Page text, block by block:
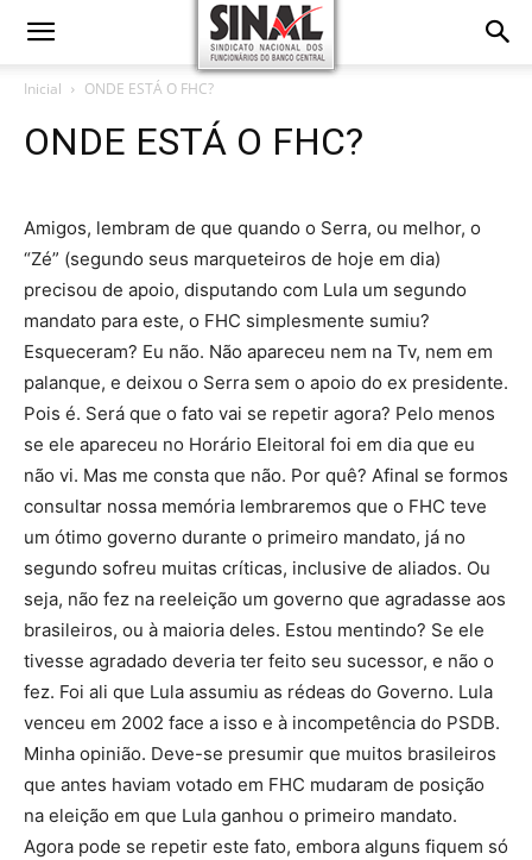
Inicial ONDE ESTÁ O FHC?
ONDE ESTÁ O FHC?
Amigos, lembram de que quando o Serra, ou melhor, o
“Zé” (segundo seus marqueteiros de hoje em dia)
precisou de apoio, disputando com Lula um segundo
mandato para este, o FHC simplesmente sumiu?
Esqueceram? Eu não. Não apareceu nem na Tv, nem em
palanque, e deixou o Serra sem o apoio do ex presidente.
Pois é. Será que o fato vai se repetir agora? Pelo menos
se ele apareceu no Horário Eleitoral foi em dia que eu
não vi. Mas me consta que não. Por quê? Afinal se formos
consultar nossa memória lembraremos que o FHC teve
um ótimo governo durante o primeiro mandato, já no
segundo sofreu muitas críticas, inclusive de aliados. Ou
seja, não fez na reeleição um governo que agradasse aos
brasileiros, ou à maioria deles. Estou mentindo? Se ele
tivesse agradado deveria ter feito seu sucessor, e não o
fez. Foi ali que Lula assumiu as rédeas do Governo. Lula
venceu em 2002 face a isso e à incompetência do PSDB.
Minha opinião. Deve-se presumir que muitos brasileiros
que antes haviam votado em FHC mudaram de posição
na eleição em que Lula ganhou o primeiro mandato.
Agora pode se repetir este fato, embora alguns fiquem só